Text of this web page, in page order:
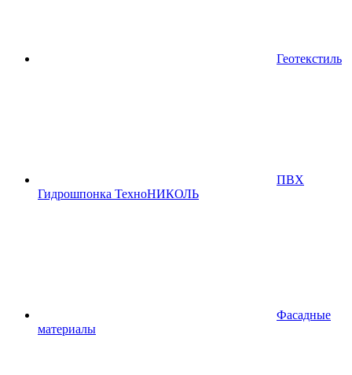
Геотекстиль
ПВХ
Гидрошпонка ТехноНИКОЛЬ
Фасадные
материалы